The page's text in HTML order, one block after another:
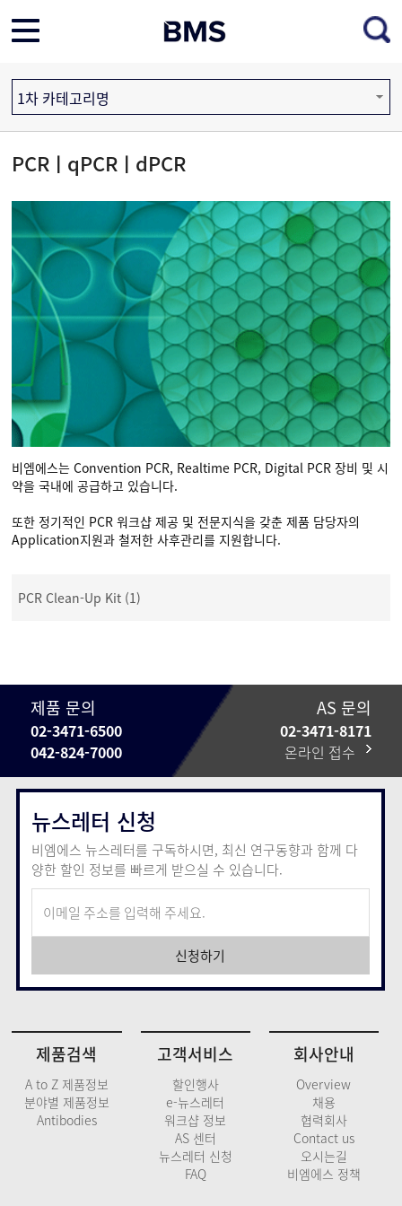
1차 카테고리명
PCRㅣqPCRㅣdPCR
비엠에스는 Convention PCR, Realtime PCR, Digital PCR 장비 및 시
약을 국내에 공급하고 있습니다.
또한 정기적인 PCR 워크샵 제공 및 전문지식을 갖춘 제품 담당자의
Application지원과 철저한 사후관리를 지원합니다.
PCR Clean-Up Kit (1)
제품 문의
02-3471-6500
042-824-7000
AS 문의
02-3471-8171
온라인 접수
제품검색
A to Z 제품정보
분야별 제품정보
Antibodies
고객서비스
할인행사
e-뉴스레터
워크샵 정보
AS 센터
뉴스레터 신청
FAQ
회사안내
Overview
채용
협력회사
Contact us
오시는길
비엠에스 정책
뉴스레터 신청
비엠에스 뉴스레터를 구독하시면, 최신 연구동향과 함께 다
양한 할인 정보를 빠르게 받으실 수 있습니다.
신청하기